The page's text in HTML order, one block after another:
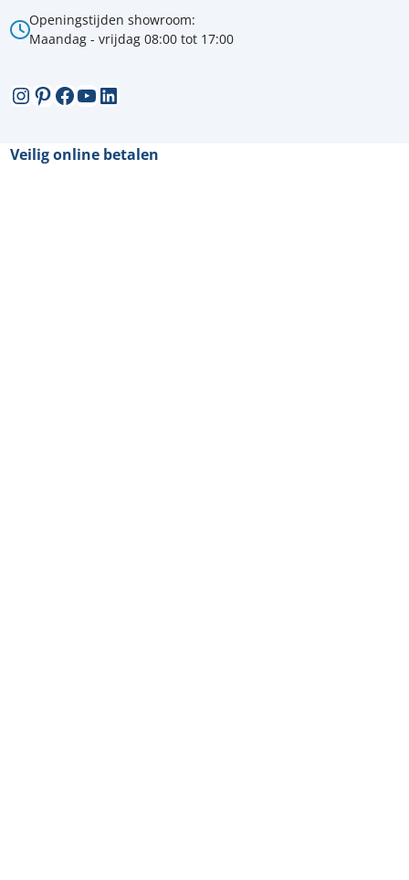
Openingstijden showroom:
Maandag - vrijdag 08:00 tot 17:00
Instagram
Pinterest
Facebook
YouTube
LinkedIn
Veilig online betalen